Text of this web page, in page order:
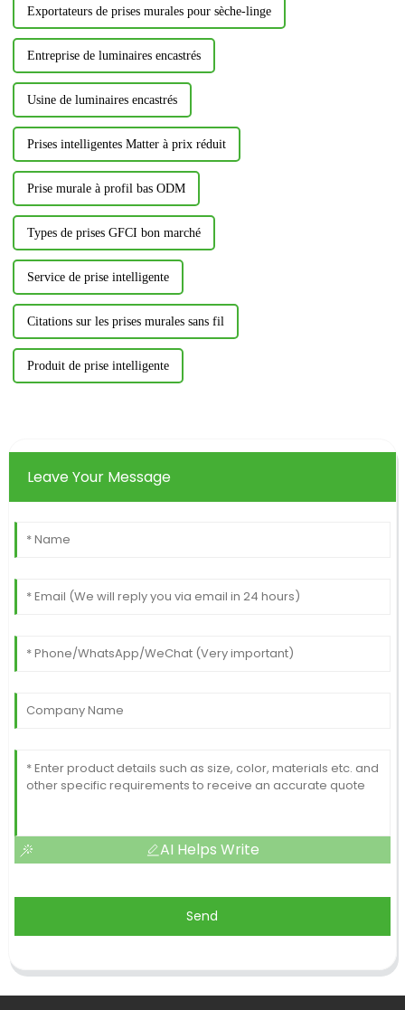
Exportateurs de prises murales pour sèche-linge
Entreprise de luminaires encastrés
Usine de luminaires encastrés
Prises intelligentes Matter à prix réduit
Prise murale à profil bas ODM
Types de prises GFCI bon marché
Service de prise intelligente
Citations sur les prises murales sans fil
Produit de prise intelligente
Leave Your Message
AI Helps Write
Send